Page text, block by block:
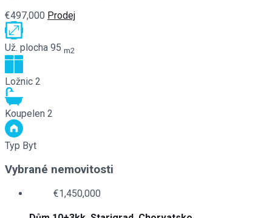
€497,000 Prodej
Už. plocha 95 m2
Ložnic 2
Koupelen 2
Typ Byt
Vybrané nemovitosti
€1,450,000